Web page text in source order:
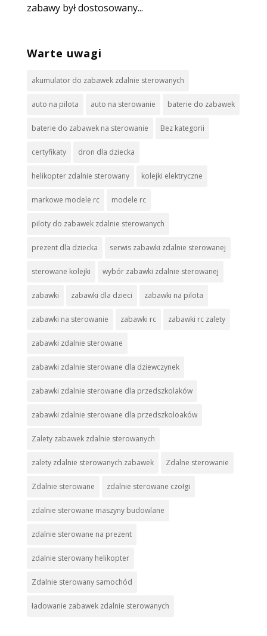
zabawy był dostosowany...
Warte uwagi
akumulator do zabawek zdalnie sterowanych
auto na pilota auto na sterowanie baterie do zabawek
baterie do zabawek na sterowanie Bez kategorii
certyfikaty dron dla dziecka
helikopter zdalnie sterowany kolejki elektryczne
markowe modele rc modele rc
piloty do zabawek zdalnie sterowanych
prezent dla dziecka serwis zabawki zdalnie sterowanej
sterowane kolejki wybór zabawki zdalnie sterowanej
zabawki zabawki dla dzieci zabawki na pilota
zabawki na sterowanie zabawki rc zabawki rc zalety
zabawki zdalnie sterowane
zabawki zdalnie sterowane dla dziewczynek
zabawki zdalnie sterowane dla przedszkolaków
zabawki zdalnie sterowane dla przedszkoloaków
Zalety zabawek zdalnie sterowanych
zalety zdalnie sterowanych zabawek Zdalne sterowanie
Zdalnie sterowane zdalnie sterowane czołgi
zdalnie sterowane maszyny budowlane
zdalnie sterowane na prezent
zdalnie sterowany helikopter
Zdalnie sterowany samochód
ładowanie zabawek zdalnie sterowanych